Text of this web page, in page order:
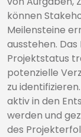
können
Meilensteine
ausstehen.
Projektstatus
potenzielle
zu
aktiv in den
werden und
des